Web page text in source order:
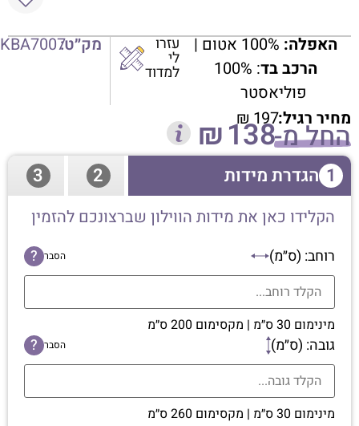
האפלה:100% אטום |
הרכב בד : 100%
פוליאסטר
עזרו
לי
למדוד
מק״ט:KBA7007
מחיר רגיל: ₪197החל מ- ₪138
1 הגדרת מידות 2
3
הקלידו כאן את מידות הווילון שברצונכם להזמין
רוחב: (ס״מ) הסבר ?
מינימום 30 ס״מ | מקסימום 200 ס״מ
גובה: (ס״מ) הסבר ?
מינימום 30 ס״מ | מקסימום 260 ס״מ